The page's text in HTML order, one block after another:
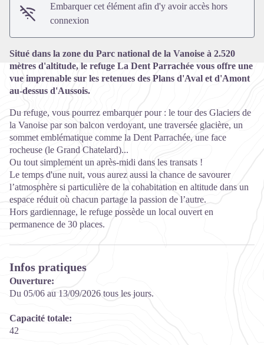
Embarquer cet élément afin d'y avoir accès hors
connexion
Situé dans la zone du Parc national de la Vanoise à 2.520
mètres d'altitude, le refuge La Dent Parrachée vous offre une
vue imprenable sur les retenues des Plans d'Aval et d'Amont
au-dessus d'Aussois.
Du refuge, vous pourrez embarquer pour : le tour des Glaciers de
la Vanoise par son balcon verdoyant, une traversée glacière, un
sommet emblématique comme la Dent Parrachée, une face
rocheuse (le Grand Chatelard)...
Ou tout simplement un après-midi dans les transats !
Le temps d'une nuit, vous aurez aussi la chance de savourer
l’atmosphère si particulière de la cohabitation en altitude dans un
espace réduit où chacun partage la passion de l’autre.
Hors gardiennage, le refuge possède un local ouvert en
permanence de 30 places.
Infos pratiques
Ouverture:
Du 05/06 au 13/09/2026 tous les jours.
Capacité totale:
42